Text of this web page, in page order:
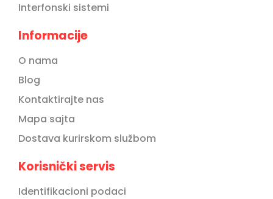
Interfonski sistemi
Informacije
O nama
Blog
Kontaktirajte nas
Mapa sajta
Dostava kurirskom službom
Korisnički servis
Identifikacioni podaci